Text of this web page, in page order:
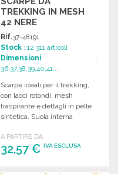
TREKKING IN MESH
42 NERE
Rif.37-48191
Stock : 12 311 articoli
Dimensioni :
36,37,38,39,40,41...
Scarpe ideali per il trekking,
con lacci rotondi, mesh
traspirante e dettagli in pelle
sintetica. Suola interna
A PARTIRE DA
32,57 €IVA ESCLUSA